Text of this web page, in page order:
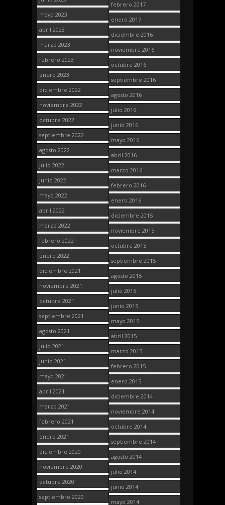
mayo 2023
abril 2023
marzo 2023
febrero 2023
enero 2023
diciembre 2022
noviembre 2022
octubre 2022
septiembre 2022
agosto 2022
julio 2022
junio 2022
mayo 2022
abril 2022
marzo 2022
febrero 2022
enero 2022
diciembre 2021
noviembre 2021
octubre 2021
septiembre 2021
agosto 2021
julio 2021
junio 2021
mayo 2021
abril 2021
marzo 2021
febrero 2021
enero 2021
diciembre 2020
noviembre 2020
octubre 2020
septiembre 2020
febrero 2017
enero 2017
diciembre 2016
noviembre 2016
octubre 2016
septiembre 2016
agosto 2016
julio 2016
junio 2016
mayo 2016
abril 2016
marzo 2016
febrero 2016
enero 2016
diciembre 2015
noviembre 2015
octubre 2015
septiembre 2015
agosto 2015
julio 2015
junio 2015
mayo 2015
abril 2015
marzo 2015
febrero 2015
enero 2015
diciembre 2014
noviembre 2014
octubre 2014
septiembre 2014
agosto 2014
julio 2014
junio 2014
mayo 2014